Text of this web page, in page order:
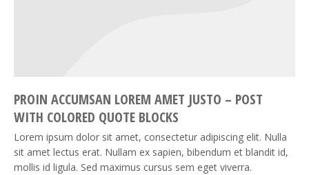
PROIN ACCUMSAN LOREM AMET JUSTO – POST
WITH COLORED QUOTE BLOCKS
Lorem ipsum dolor sit amet, consectetur adipiscing elit. Nulla
sit amet lectus erat. Nullam ex sapien, bibendum et blandit id,
mollis id ligula. Sed maximus cursus sem eget viverra.